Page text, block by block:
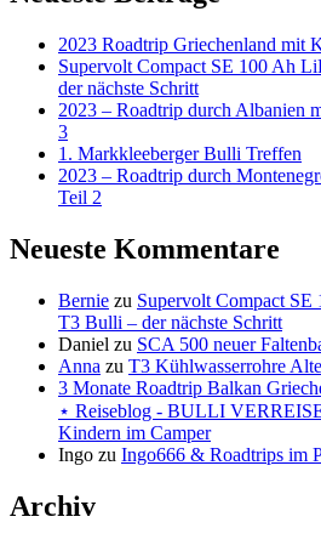
2023 Roadtrip Griechenland mit
Supervolt Compact SE 100 Ah
der nächste Schritt
2023 – Roadtrip durch Albanien
3
1. Markkleeberger Bulli Treffen
2023 – Roadtrip durch
Teil 2
Neueste Kommentare
Bernie zu Supervolt Compact
T3 Bulli – der nächste Schritt
Daniel zu SCA 500 neuer
Anna zu T3 Kühlwasserrohre
3 Monate Roadtrip Balkan
⋆ Reiseblog - BULLI
Kindern im Camper
Ingo zu Ingo666 & Roadtrips im
Archiv